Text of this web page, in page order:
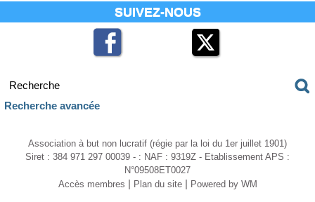
SUIVEZ-NOUS
Recherche avancée
Association à but non lucratif (régie par la loi du 1er juillet 1901)
Siret : 384 971 297 00039 - : NAF : 9319Z - Etablissement APS :
N°09508ET0027
Accès membres | Plan du site | Powered by WM